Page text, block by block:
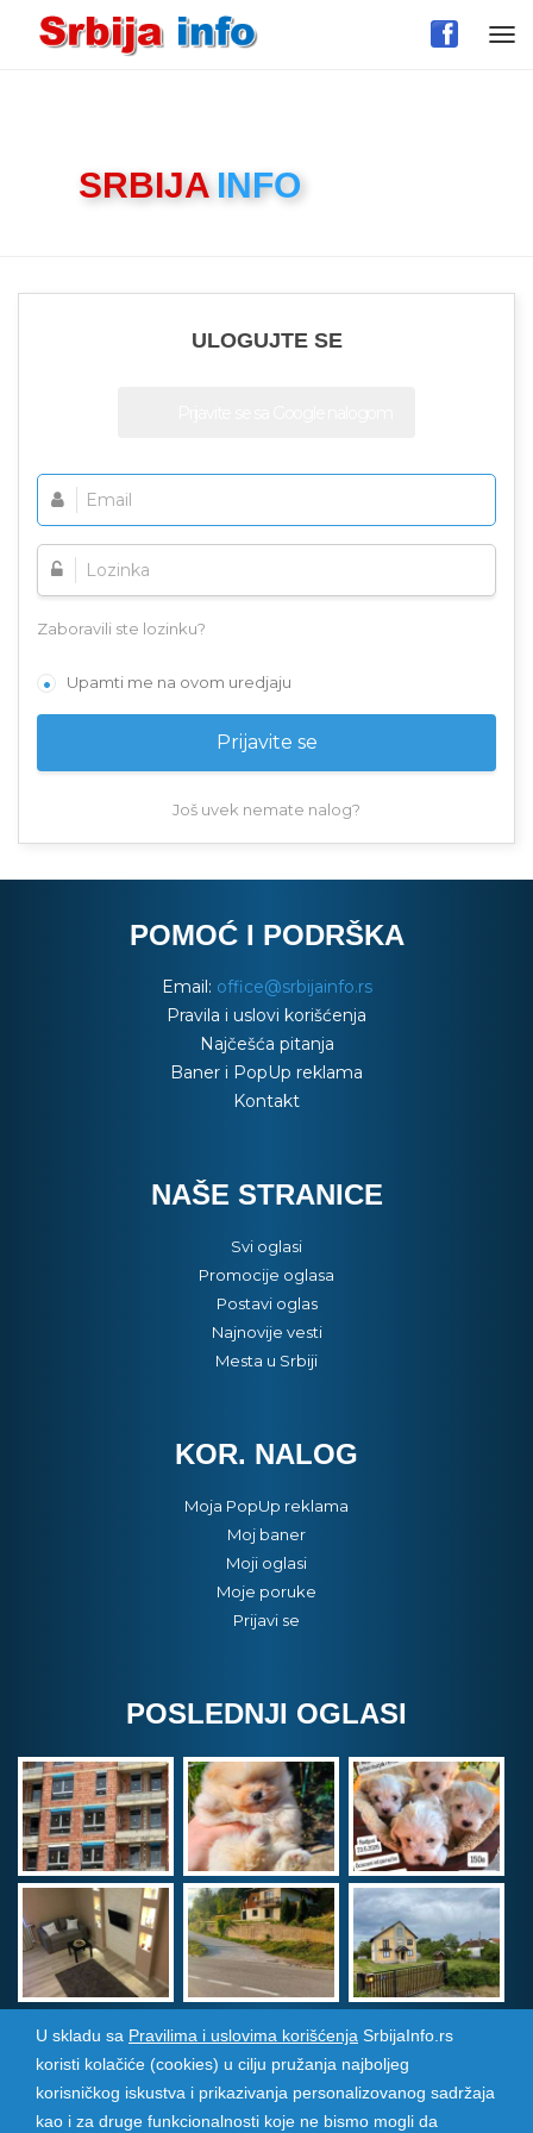
SRBIJA INFOPORTAL
ULOGUJTE SE
Zaboravili ste lozinku?
Upamti me na ovom uredjaju
Još uvek nemate nalog?
POMOĆ I PODRŠKA
Email: office@srbijainfo.rs
Pravila i uslovi korišćenja
Najčešća pitanja
Baner i PopUp reklama
Kontakt
NAŠE STRANICE
Svi oglasi
Promocije oglasa
Postavi oglas
Najnovije vesti
Mesta u Srbiji
KOR. NALOG
Moja PopUp reklama
Moj baner
Moji oglasi
Moje poruke
Prijavi se
POSLEDNJI OGLASI
Srbija Info©2026. Sva prava zadržana. Pogledajte i
pozarevacinfo.rs
U skladu sa Pravilima i uslovima korišćenja SrbijaInfo.rs
koristi kolačiće (cookies) u cilju pružanja najboljeg
korisničkog iskustva i prikazivanja personalizovanog sadržaja
kao i za druge funkcionalnosti koje ne bismo mogli da